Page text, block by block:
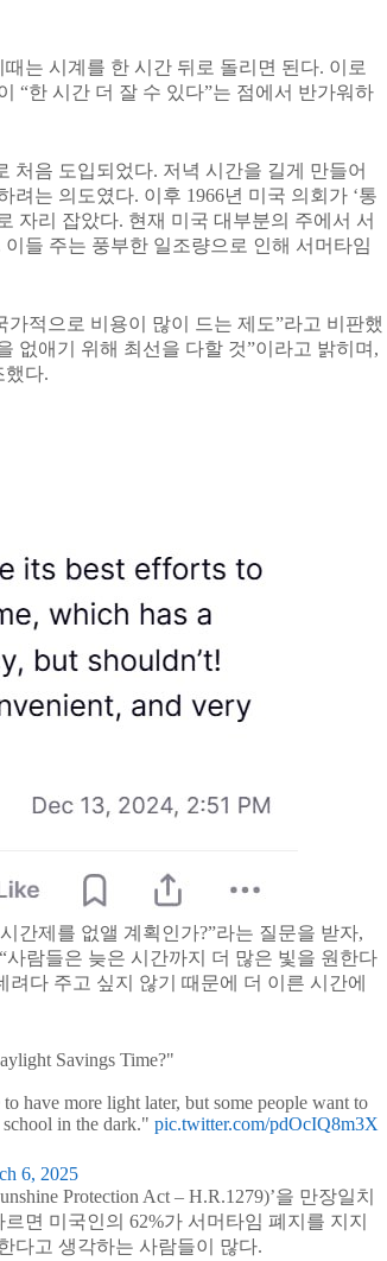
는 시계를 한 시간 뒤로 돌리면 된다. 이로
“한 시간 더 잘 수 있다”는 점에서 반가워하
처음 도입되었다. 저녁 시간을 길게 만들어
는 의도였다. 이후 1966년 미국 의회가 ‘통
자리 잡았다. 현재 미국 대부분의 주에서 서
들 주는 풍부한 일조량으로 인해 서머타임
적으로 비용이 많이 드는 제도”라고 비판했
없애기 위해 최선을 다할 것”이라고 밝히며,
했다.
간제를 없앨 계획인가?”라는 질문을 받자,
사람들은 늦은 시간까지 더 많은 빛을 원한다
다 주고 싶지 않기 때문에 더 이른 시간에
Savings Time?"
have more light later, but some people want to
school in the dark."pic.twitter.com/pdOcIQ8m3X
6, 2025
Protection Act – H.R.1279)’을 만장일치
면 미국인의 62%가 서머타임 폐지를 지지
다고 생각하는 사람들이 많다.